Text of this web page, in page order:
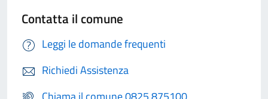
Contatta il comune
Leggi le domande frequenti
Richiedi Assistenza